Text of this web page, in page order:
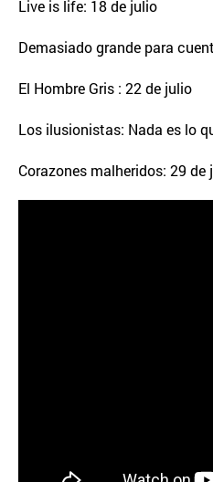
Live is life: 18 de julio
Demasiado grande para
El Hombre Gris : 22 de julio
Los ilusionistas: Nada es lo
Corazones malheridos: 29 de